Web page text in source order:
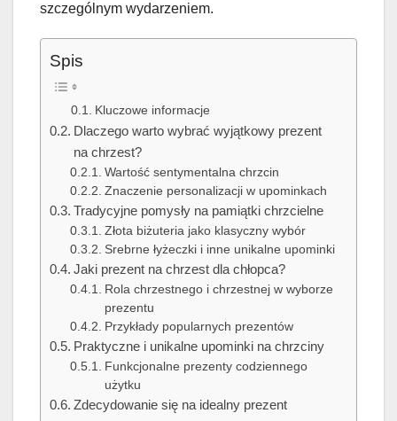
szczególnym wydarzeniem.
Spis
Kluczowe informacje
Dlaczego warto wybrać wyjątkowy prezent
na chrzest?
Wartość sentymentalna chrzcin
Znaczenie personalizacji w upominkach
Tradycyjne pomysły na pamiątki chrzcielne
Złota biżuteria jako klasyczny wybór
Srebrne łyżeczki i inne unikalne upominki
Jaki prezent na chrzest dla chłopca?
Rola chrzestnego i chrzestnej w wyborze
prezentu
Przykłady popularnych prezentów
Praktyczne i unikalne upominki na chrzciny
Funkcjonalne prezenty codziennego
użytku
Zdecydowanie się na idealny prezent